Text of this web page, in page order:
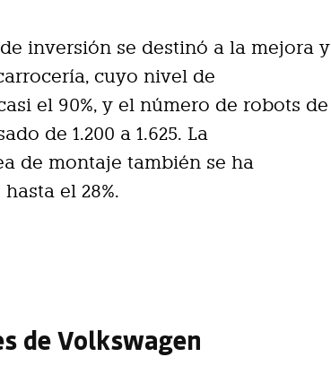
inversión se destinó a la mejora y
cuyo nivel de
el 90%, y el número de robots de
de 1.200 a 1.625. La
de montaje también se ha
el 28%.
de Volkswagen